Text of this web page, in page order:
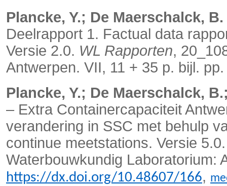
Plancke, Y.; De Maerschalck, B.
Deelrapport 1. Factual data
Versie 2.0. WL Rapporten,
Antwerpen. VII, 11 + 35 p. bijl.
Plancke, Y.; De Maerschalck,
– Extra Containercapaciteit
verandering in SSC met behulp
continue meetstations. Versie
Waterbouwkundig Laboratorium:
https://dx.doi.org/10.48607/166,